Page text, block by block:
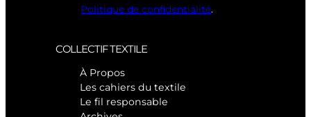
Politique de confidentialité.
COLLECTIF TEXTILE
À Propos
Les cahiers du textile
Le fil responsable